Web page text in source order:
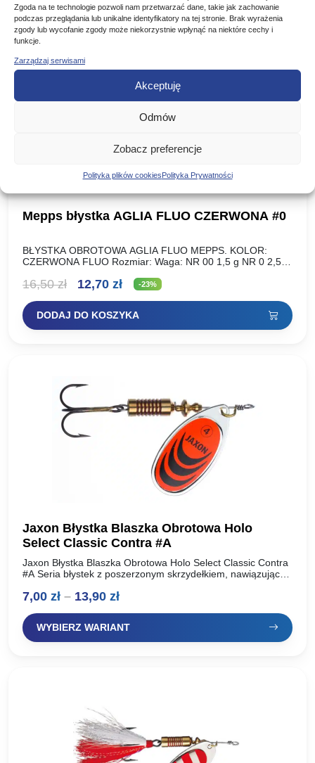
Zgoda na te technologie pozwoli nam przetwarzać dane, takie jak zachowanie
podczas przeglądania lub unikalne identyfikatory na tej stronie. Brak wyrażenia
zgody lub wycofanie zgody może niekorzystnie wpłynąć na niektóre cechy i
funkcje.
Zarządzaj serwisami
Akceptuję
Odmów
Zobacz preferencje
Polityka plików cookiesPolityka Prywatności
Poznaj podobne produkty, które mogą Ci się spodobać
Promocja!
Mepps błystka AGLIA FLUO CZERWONA #0
BŁYSTKA OBROTOWA AGLIA FLUO MEPPS. KOLOR:
CZERWONA FLUO Rozmiar: Waga: NR 00 1,5 g NR 0 2,5 g
16,50zł
Pierwotna
cena
wynosiła:
12,70 złAktualna
cena
wynosi:
-23%
DODAJ DO KOSZYKA
Jaxon Błystka Blaszka Obrotowa Holo
Select Classic Contra #A
Jaxon Błystka Blaszka Obrotowa Holo Select Classic Contra
#A Seria błystek z poszerzonym skrzydełkiem, nawiązująca
elementów dekoracyjnych. Kolorystyka wyselekcjonowana…
7,00 zł – 13,90 złZakres
cen:
od
WYBIERZ WARIANT